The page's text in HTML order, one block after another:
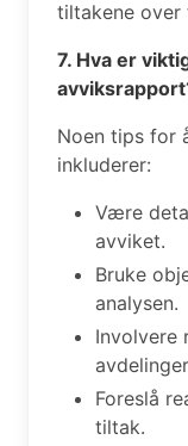
tiltakene over
7. Hva er
Noen tips for
inkluderer:
Være
avviket.
Bruke
analysen.
Involvere
Foreslå
tiltak.